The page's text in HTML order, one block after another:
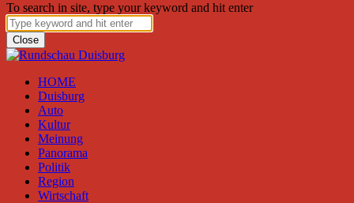
To search in site, type your keyword and hit enter
Close
HOME
Duisburg
Auto
Kultur
Meinung
Panorama
Politik
Region
Wirtschaft